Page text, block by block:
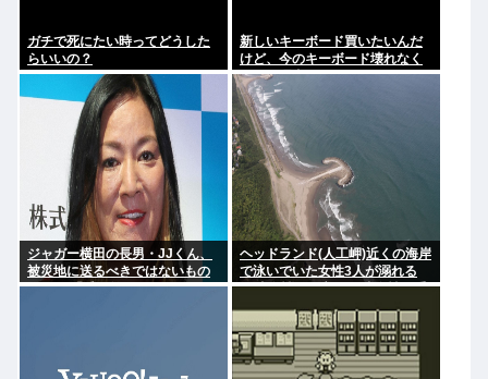
ガチで死にたい時ってどうした
らいいの？
新しいキーボード買いたいんだ
けど、今のキーボード壊れなく
て買う理由が見つからない
ジャガー横田の長男・JJくん、
被災地に送るべきではないもの
とは？ 「千羽鶴… めちゃくちゃ
ヘッドランド(人工岬)近くの海岸
で泳いでいた女性3人が溺れる
23歳女性が死亡、24歳女性が重
体